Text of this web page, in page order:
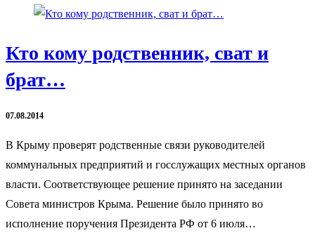
Кто кому родственник, сват и
брат…
07.08.2014
В Крыму проверят родственные связи руководителей
коммунальных предприятий и госслужащих местных органов
власти. Соответствующее решение принято на заседании
Совета министров Крыма. Решение было принято во
исполнение поручения Президента РФ от 6 июля…